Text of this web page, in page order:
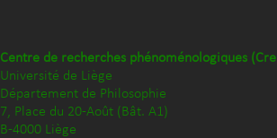
Centre de recherches phénoménologiques
Université de Liège
Département de Philosophie
7, Place du 20-Août (Bât. A1)
B-4000 Liège